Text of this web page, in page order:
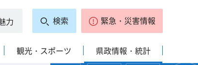
力 検索 緊急・災害情報
観光・スポーツ 県政情報・統計